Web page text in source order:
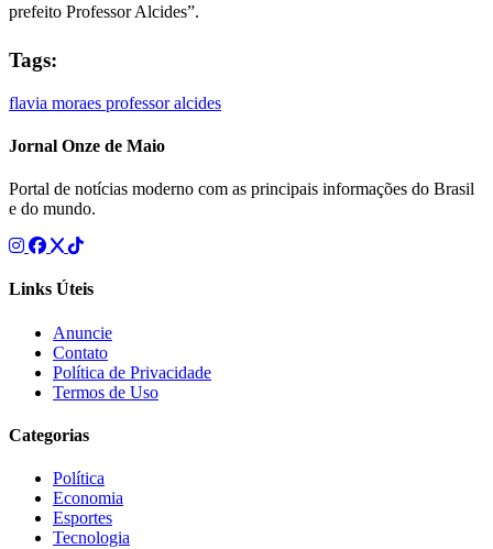
prefeito Professor Alcides”.
Tags:
flavia moraes professor alcides
Jornal Onze de Maio
Portal de notícias moderno com as principais informações do Brasil
e do mundo.
Links Úteis
Anuncie
Contato
Política de Privacidade
Termos de Uso
Categorias
Política
Economia
Esportes
Tecnologia